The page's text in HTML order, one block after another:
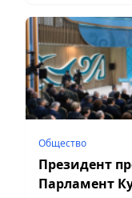
Общество
Президент
Парламент